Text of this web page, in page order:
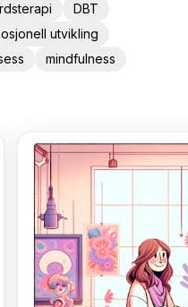
DBT
utvikling
mindfulness